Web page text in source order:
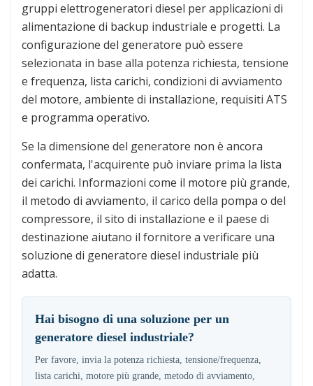
gruppi elettrogeneratori diesel per applicazioni di
alimentazione di backup industriale e progetti. La
configurazione del generatore può essere
selezionata in base alla potenza richiesta, tensione
e frequenza, lista carichi, condizioni di avviamento
del motore, ambiente di installazione, requisiti ATS
e programma operativo.
Se la dimensione del generatore non è ancora
confermata, l'acquirente può inviare prima la lista
dei carichi. Informazioni come il motore più grande,
il metodo di avviamento, il carico della pompa o del
compressore, il sito di installazione e il paese di
destinazione aiutano il fornitore a verificare una
soluzione di generatore diesel industriale più
adatta.
Hai bisogno di una soluzione per un
generatore diesel industriale?
Per favore, invia la potenza richiesta, tensione/frequenza,
lista carichi, motore più grande, metodo di avviamento,